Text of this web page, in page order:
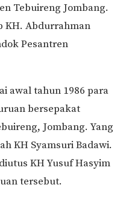
Tebuireng Jombang.
KH. Abdurrahman
Pesantren
awal tahun 1986 para
bersepakat
Jombang. Yang
KH Syamsuri Badawi.
KH Yusuf Hasyim
tersebut.